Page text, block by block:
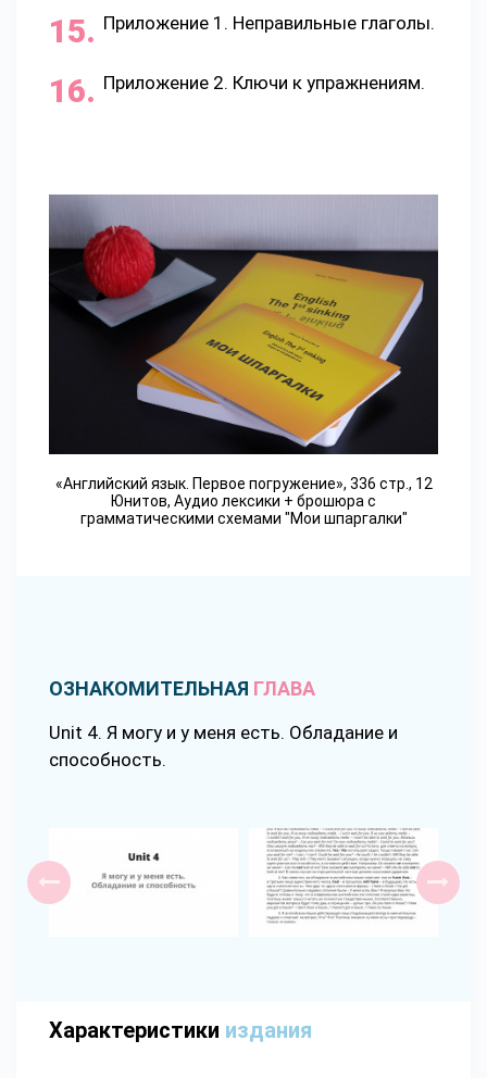
Приложение 1. Неправильные глаголы.
Приложение 2. Ключи к упражнениям.
«Английский язык. Первое погружение», 336 стр., 12
Юнитов, Аудио лексики + брошюра с
грамматическими схемами "Мои шпаргалки"
ОЗНАКОМИТЕЛЬНАЯ ГЛАВА
Unit 4. Я могу и у меня есть. Обладание и
способность.
Характеристики издания